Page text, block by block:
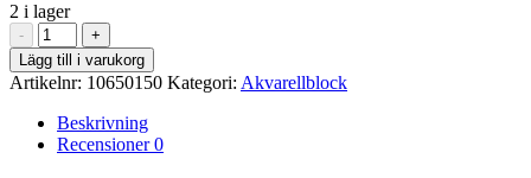
2 i lager
-
Vykort
Akvarell
cold-
pressed,
Hahnemühle
i
plåtlåda
+
Lägg till i varukorg
Artikelnr: 10650150 Kategori: Akvarellblock
Beskrivning
Recensioner0